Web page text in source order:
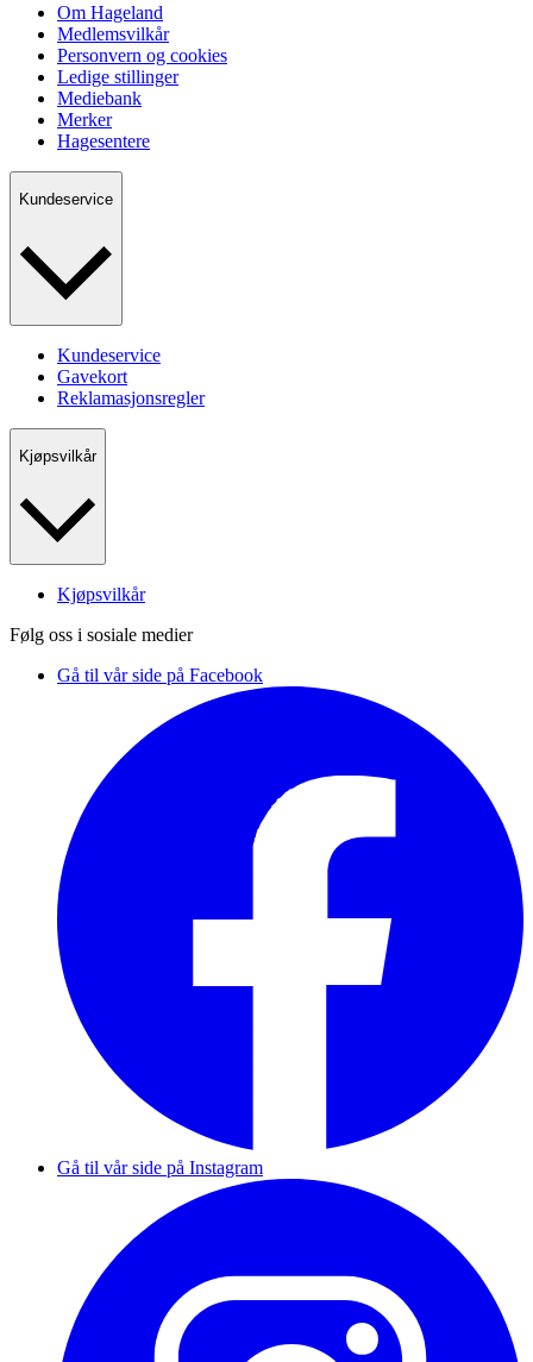
Om Hageland
Medlemsvilkår
Personvern og cookies
Ledige stillinger
Mediebank
Merker
Hagesentere
Kundeservice
Kundeservice
Gavekort
Reklamasjonsregler
Kjøpsvilkår
Kjøpsvilkår
Følg oss i sosiale medier
Gå til vår side på Facebook
Gå til vår side på Instagram